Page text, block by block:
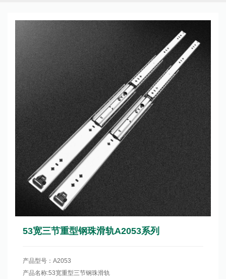
53宽三节重型钢珠滑轨A2053系列
产品型号：A2053
产品名称:53宽重型三节钢珠滑轨